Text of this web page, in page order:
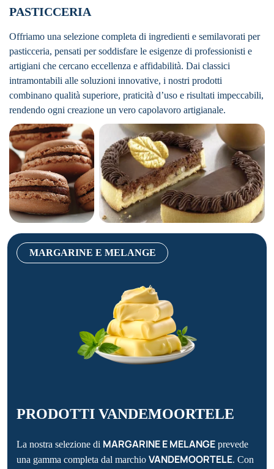
PASTICCERIA
Offriamo una selezione completa di ingredienti e semilavorati per
pasticceria, pensati per soddisfare le esigenze di professionisti e
artigiani che cercano eccellenza e affidabilità. Dai classici
intramontabili alle soluzioni innovative, i nostri prodotti
combinano qualità superiore, praticità d’uso e risultati impeccabili,
rendendo ogni creazione un vero capolavoro artigianale.
MARGARINE E MELANGE
PRODOTTI VANDEMOORTELE
La nostra selezione di MARGARINE E MELANGE prevede
una gamma completa dal marchio VANDEMOORTELE. Con